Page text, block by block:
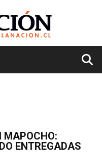
MAPOCHO:
ENTREGADAS